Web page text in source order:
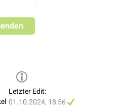
Letzter Edit:
01.10.2024, 18:56